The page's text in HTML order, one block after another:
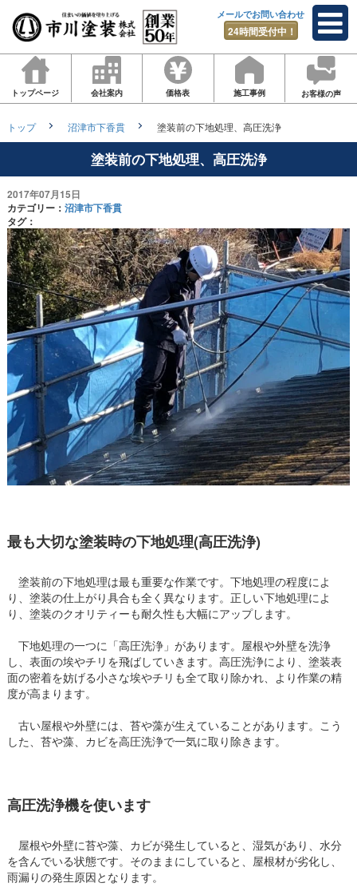
メールでお問い合わせ
24時間受付中！
トップページ 会社案内 価格表 施工事例 お客様の声
トップ 沼津市下香貫 塗装前の下地処理、高圧洗浄
塗装前の下地処理、高圧洗浄
2017年07月15日
カテゴリー： 沼津市下香貫
タグ：
最も大切な塗装時の下地処理(高圧洗浄)
塗装前の下地処理は最も重要な作業です。下地処理の程度によ
り、塗装の仕上がり具合も全く異なります。正しい下地処理によ
り、塗装のクオリティーも耐久性も大幅にアップします。
下地処理の一つに「高圧洗浄」があります。屋根や外壁を洗浄
し、表面の埃やチリを飛ばしていきます。高圧洗浄により、塗装表
面の密着を妨げる小さな埃やチリも全て取り除かれ、より作業の精
度が高まります。
古い屋根や外壁には、苔や藻が生えていることがあります。こう
した、苔や藻、カビを高圧洗浄で一気に取り除きます。
高圧洗浄機を使います
屋根や外壁に苔や藻、カビが発生していると、湿気があり、水分
を含んでいる状態です。そのままにしていると、屋根材が劣化し、
雨漏りの発生原因となります。